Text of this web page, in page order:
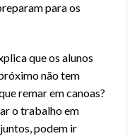
para os
que os alunos
não tem
remar em canoas?
o trabalho em
podem ir